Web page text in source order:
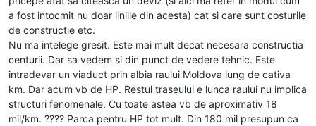
a fost intocmit nu doar liniile din acesta) cat si care sunt costurile
de constructie etc.
Nu ma intelege gresit. Este mai mult decat necesara constructia
centurii. Dar sa vedem si din punct de vedere tehnic. Este
intradevar un viaduct prin albia raului Moldova lung de cativa
km. Dar acum vb de HP. Restul traseului e lunca raului nu implica
structuri fenomenale. Cu toate astea vb de aproximativ 18
mil/km. ???? Parca pentru HP tot mult. Din 180 mil presupun ca